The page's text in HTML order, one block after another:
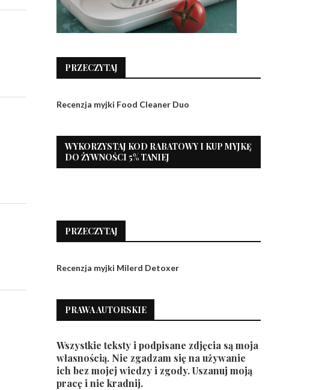
PRZECZYTAJ
Recenzja myjki Food Cleaner Duo
WYKORZYSTAJ KOD RABATOWY I KUP MYJKĘ
DO ŻYWNOŚCI 5% TANIEJ
PRZECZYTAJ
Recenzja myjki Milerd Detoxer
PRAWA AUTORSKIE
Wszystkie teksty i podpisane zdjęcia są moja
własnością. Nie zgadzam się na używanie
ich bez mojej wiedzy i zgody. Uszanuj moją
pracę i nie kradnij.